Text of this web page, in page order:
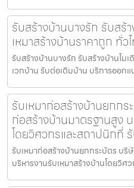
รับสร้างบ้านบางรัก รับสร้
เหมาสร้างบ้านราคาถูก ทั่ว
รับสร้างบ้านบางรัก รับสร้างบ้านโมเ
เวทบ้าน รับต่อเติมบ้าน บริการออก
รับเหมาก่อสร้างบ้านยกก
ก่อสร้างบ้านมาตรฐานสูง
โดยวิศวกรและสถาปนิกที่
รับเหมาก่อสร้างบ้านยกกระบัตร บริ
บริหารงานรับเหมาสร้างบ้านโดยวิศ